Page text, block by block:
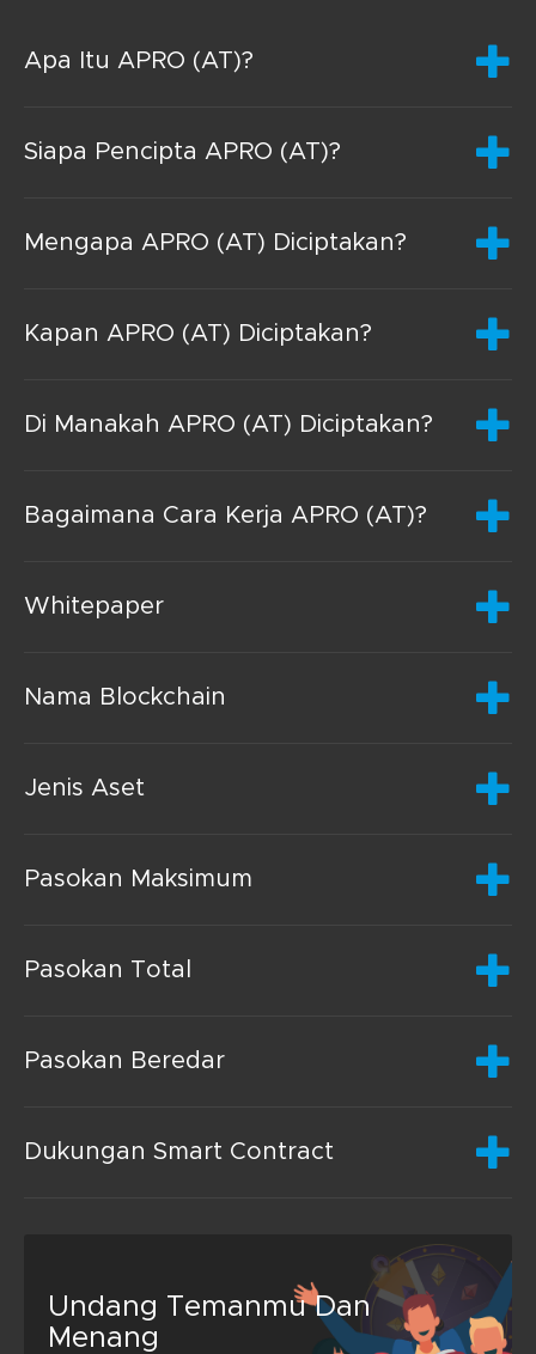
Apa Itu APRO (AT)?
Siapa Pencipta APRO (AT)?
Mengapa APRO (AT) Diciptakan?
Kapan APRO (AT) Diciptakan?
Di Manakah APRO (AT) Diciptakan?
Bagaimana Cara Kerja APRO (AT)?
Whitepaper
Nama Blockchain
Jenis Aset
Pasokan Maksimum
Pasokan Total
Pasokan Beredar
Dukungan Smart Contract
Undang Temanmu Dan
Menang